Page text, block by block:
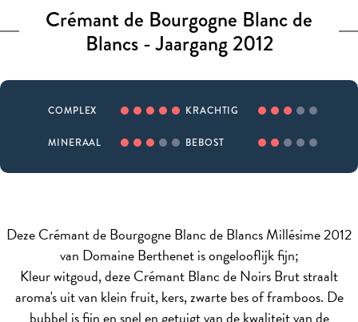
Crémant de Bourgogne Blanc de
Blancs - Jaargang 2012
COMPLEX KRACHTIG
MINERAAL BEBOST
Deze Crémant de Bourgogne Blanc de Blancs Millésime 2012
van Domaine Berthenet is ongelooflijk fijn;
Kleur witgoud, deze Crémant Blanc de Noirs Brut straalt
aroma's uit van klein fruit, kers, zwarte bes of framboos. De